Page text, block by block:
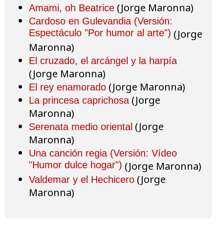
Amami, oh Beatrice (Jorge Maronna)
Cardoso en Gulevandia (Versión:
Espectáculo "Por humor al arte") (Jorge
Maronna)
El cruzado, el arcángel y la harpía
(Jorge Maronna)
El rey enamorado (Jorge Maronna)
La princesa caprichosa(Jorge
Maronna)
Serenata medio oriental (Jorge
Maronna)
Una canción regia (Versión: Vídeo
"Humor dulce hogar") (Jorge Maronna)
Valdemar y el Hechicero (Jorge
Maronna)